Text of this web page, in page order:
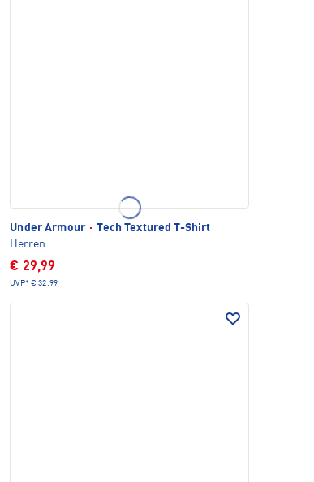
Under Armour · Tech Textured T-Shirt
Herren
€ 29,99
UVP* € 32,99